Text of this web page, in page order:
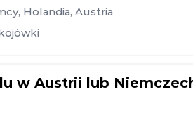
, Holandia, Austria
w Austrii lub